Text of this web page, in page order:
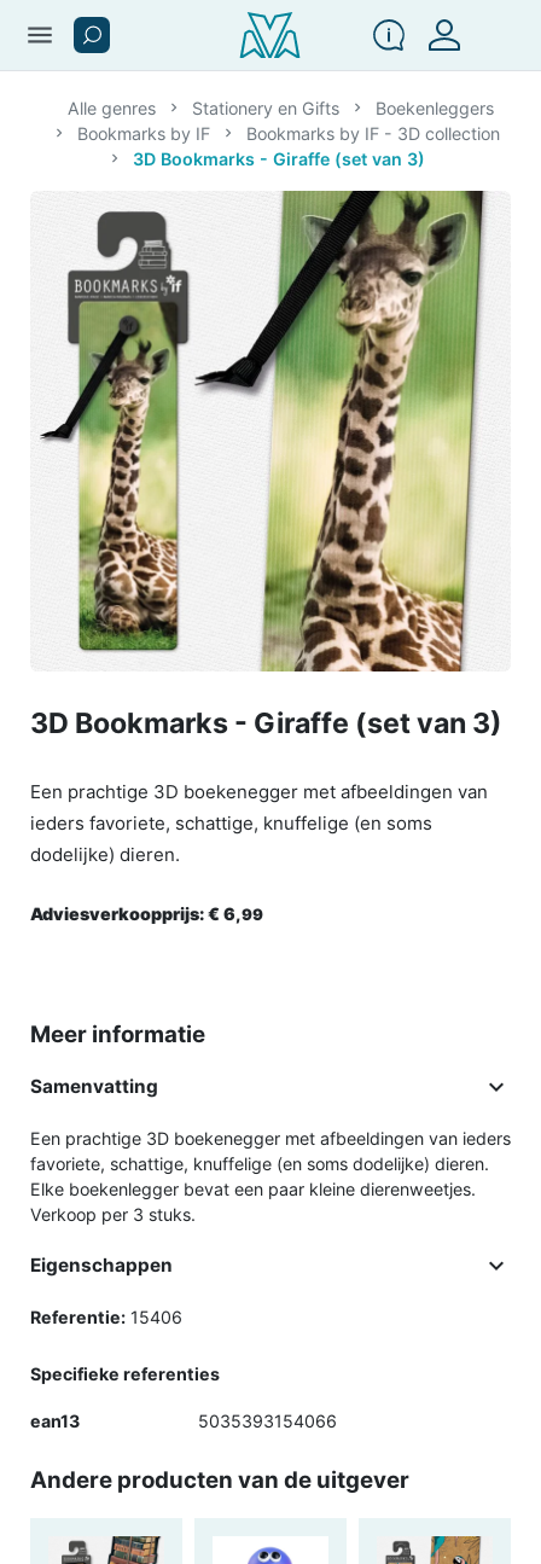
menu
Alle genres Stationery en Gifts
Boekenleggers
Bookmarks by IF
Bookmarks by IF - 3D collection
3D Bookmarks - Giraffe (set van 3)
3D Bookmarks - Giraffe (set van 3)
Een prachtige 3D boekenegger met afbeeldingen van
ieders favoriete, schattige, knuffelige (en soms
dodelijke) dieren.
Adviesverkoopprijs:€ 6,99
Meer informatie
Samenvatting 
Een prachtige 3D boekenegger met afbeeldingen van ieders
favoriete, schattige, knuffelige (en soms dodelijke) dieren.
Elke boekenlegger bevat een paar kleine dierenweetjes.
Verkoop per 3 stuks.
Eigenschappen 
Referentie: 15406
Specifieke referenties
ean13 5035393154066
Andere producten van de uitgever